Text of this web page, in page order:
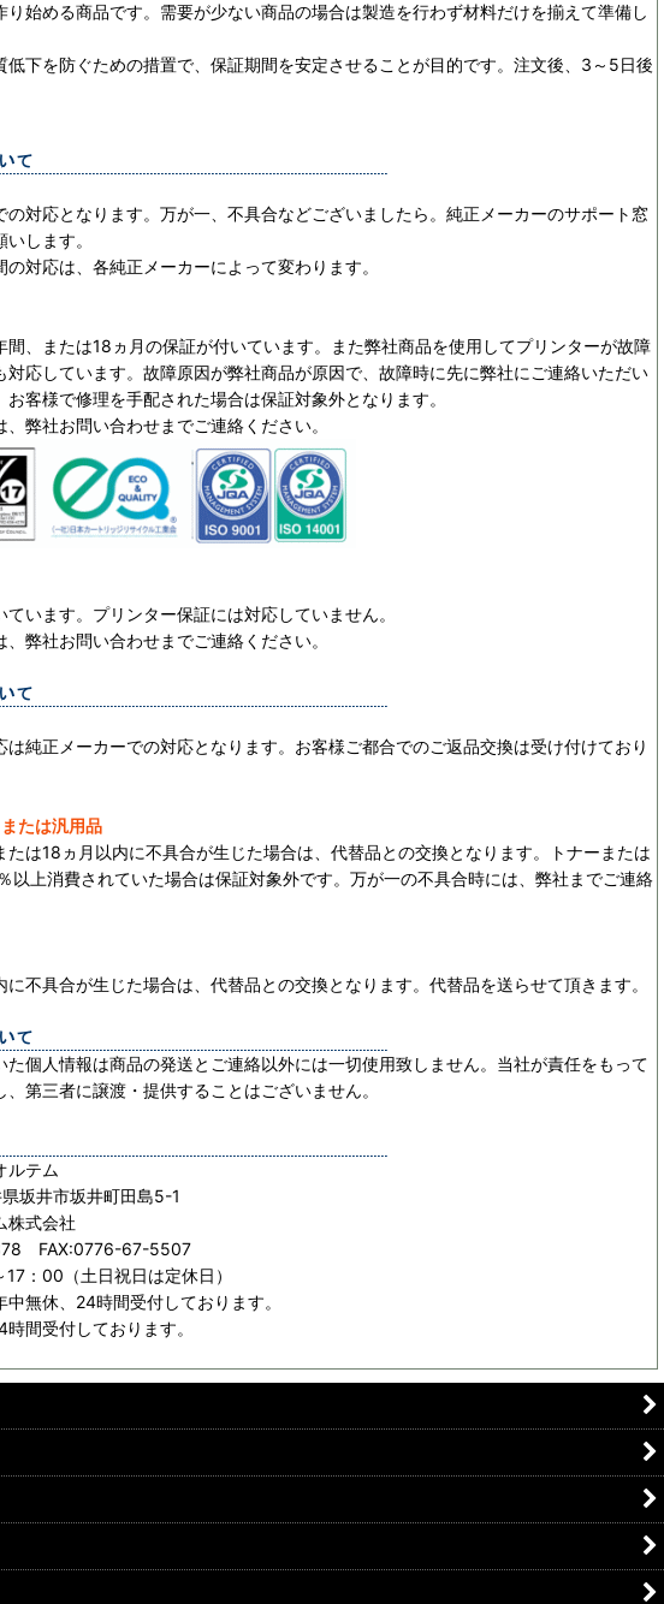
り始める商品です。需要が少ない商品の場合は製造を行わず材料だけを揃えて準備し
下を防ぐための措置で、保証期間を安定させることが目的です。 注文後、3～5日後
の対応となります。万が一、不具合などございましたら。純正メーカーのサポート窓
します。
対応は、各純正メーカーによって変わります。
間、または18ヵ月の保証が付いています。また弊社商品を使用してプリンターが故障
対応しています。故障原因が弊社商品が原因で、故障時に先に弊社にご連絡いただい
お客様で修理を手配された場合は保証対象外となります。
弊社お問い合わせまでご連絡ください。
ています。プリンター保証には対応していません。
弊社お問い合わせまでご連絡ください。
は純正メーカーでの対応となります。お客様ご都合でのご返品交換は受け付けており
たは汎用品
たは18ヵ月以内に不具合が生じた場合は、代替品との交換となります。トナーまたは
以上消費されていた場合は保証対象外です。万が一の不具合時には、弊社までご連絡
に不具合が生じた場合は、代替品との交換となります。代替品を送らせて頂きます。
た個人情報は商品の発送とご連絡以外には一切使用致しません。当社が責任をもって
第三者に譲渡・提供することはございません。
ルテム
坂井市坂井町田島5-1
株式会社
FAX:0776-67-5507
：00（土日祝日は定休日）
無休、24時間受付しております。
間受付しております。